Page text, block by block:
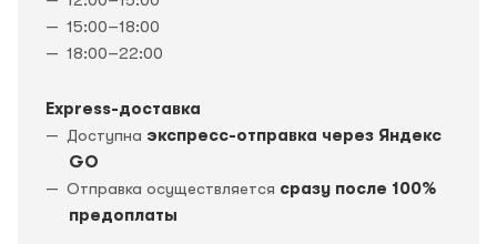
15:00–18:00
18:00–22:00
Express-доставка
Доступна экспресс-отправка через Яндекс
GO
Отправка осуществляется сразу после 100%
предоплаты